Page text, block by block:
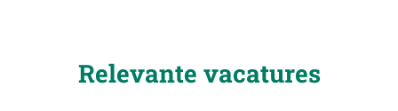
Relevante vacatures